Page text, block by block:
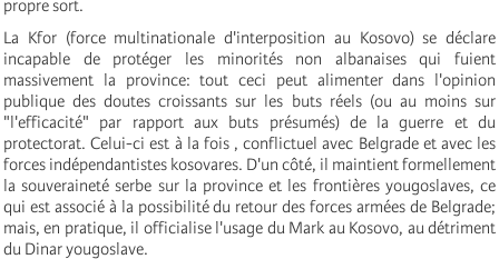
propre sort.
La Kfor (force multinationale d'interposition au Kosovo) se déclare
incapable de protéger les minorités non albanaises qui fuient
massivement la province: tout ceci peut alimenter dans l'opinion
publique des doutes croissants sur les buts réels (ou au moins sur
"l'efficacité" par rapport aux buts présumés) de la guerre et du
protectorat. Celui-ci est à la fois , conflictuel avec Belgrade et avec les
forces indépendantistes kosovares. D'un côté, il maintient formellement
la souveraineté serbe sur la province et les frontières yougoslaves, ce
qui est associé à la possibilité du retour des forces armées de Belgrade;
mais, en pratique, il officialise l'usage du Mark au Kosovo, au détriment
du Dinar yougoslave.